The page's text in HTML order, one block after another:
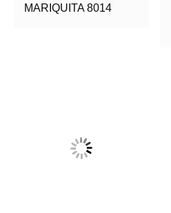
MARIQUITA 8014